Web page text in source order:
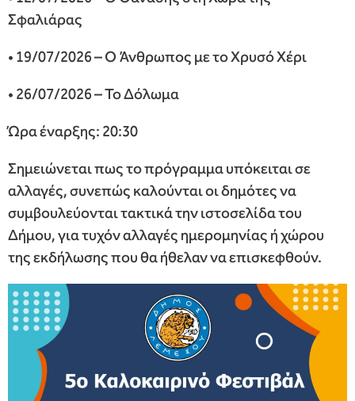
Σφαλιάρας
• 19/07/2026 – Ο Άνθρωπος με το Χρυσό Χέρι
• 26/07/2026 – Το Δόλωμα
Ώρα έναρξης: 20:30
Σημειώνεται πως το πρόγραμμα υπόκειται σε
αλλαγές, συνεπώς καλούνται οι δημότες να
συμβουλεύονται τακτικά την ιστοσελίδα του
Δήμου, για τυχόν αλλαγές ημερομηνίας ή χώρου
της εκδήλωσης που θα ήθελαν να επισκεφθούν.